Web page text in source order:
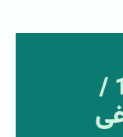
ایران در 1919 /